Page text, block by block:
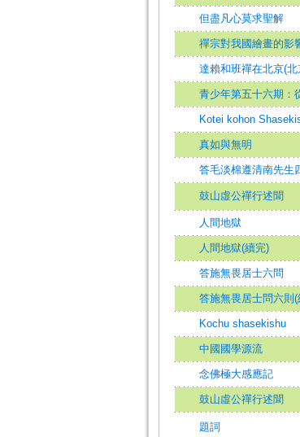
但盡凡心莫求聖解
禪宗對我國繪畫的影
達賴和班禪在北京(北
青少年第五十六期：
Kotei kohon
真如與無明
答毛淡棉遵清南先生
鼓山虛公禪行述聞
人間地獄
人間地獄(續完)
答施無畏居士六問
答施無畏居士問六則(
Kochu shasekishu
中國國學源流
念佛極大感應記
鼓山虛公禪行述聞
題詞